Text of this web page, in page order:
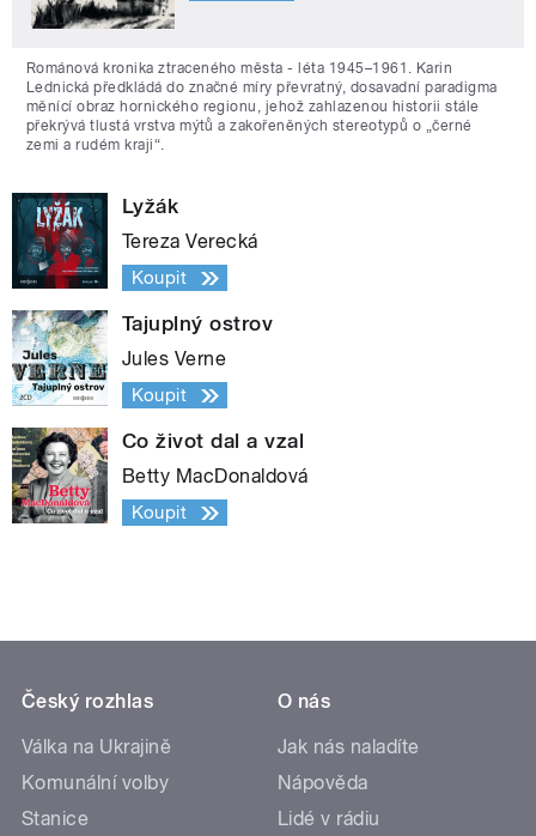
Románová kronika ztraceného města - léta 1945–1961. Karin
Lednická předkládá do značné míry převratný, dosavadní paradigma
měnící obraz hornického regionu, jehož zahlazenou historii stále
překrývá tlustá vrstva mýtů a zakořeněných stereotypů o „černé
zemi a rudém kraji“.
Lyžák
Tereza Verecká
Koupit
Tajuplný ostrov
Jules Verne
Koupit
Co život dal a vzal
Betty MacDonaldová
Koupit
Český rozhlas
Válka na Ukrajině
Komunální volby
Stanice
O nás
Jak nás naladíte
Nápověda
Lidé v rádiu